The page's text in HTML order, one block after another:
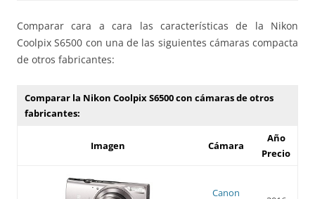
Comparar cara a cara las características de la Nikon
Coolpix S6500 con una de las siguientes cámaras compacta
de otros fabricantes:
Comparar la Nikon Coolpix S6500 con cámaras de otros
fabricantes:
Imagen Cámara
Año
Precio
Canon